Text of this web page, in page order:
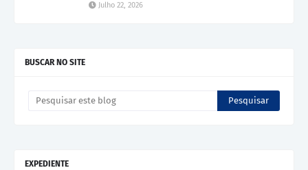
Julho 22, 2026
BUSCAR NO SITE
EXPEDIENTE